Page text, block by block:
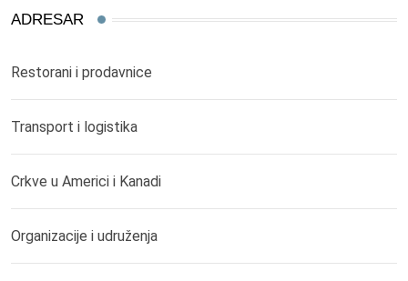
ADRESAR
Restorani i prodavnice
Transport i logistika
Crkve u Americi i Kanadi
Organizacije i udruženja